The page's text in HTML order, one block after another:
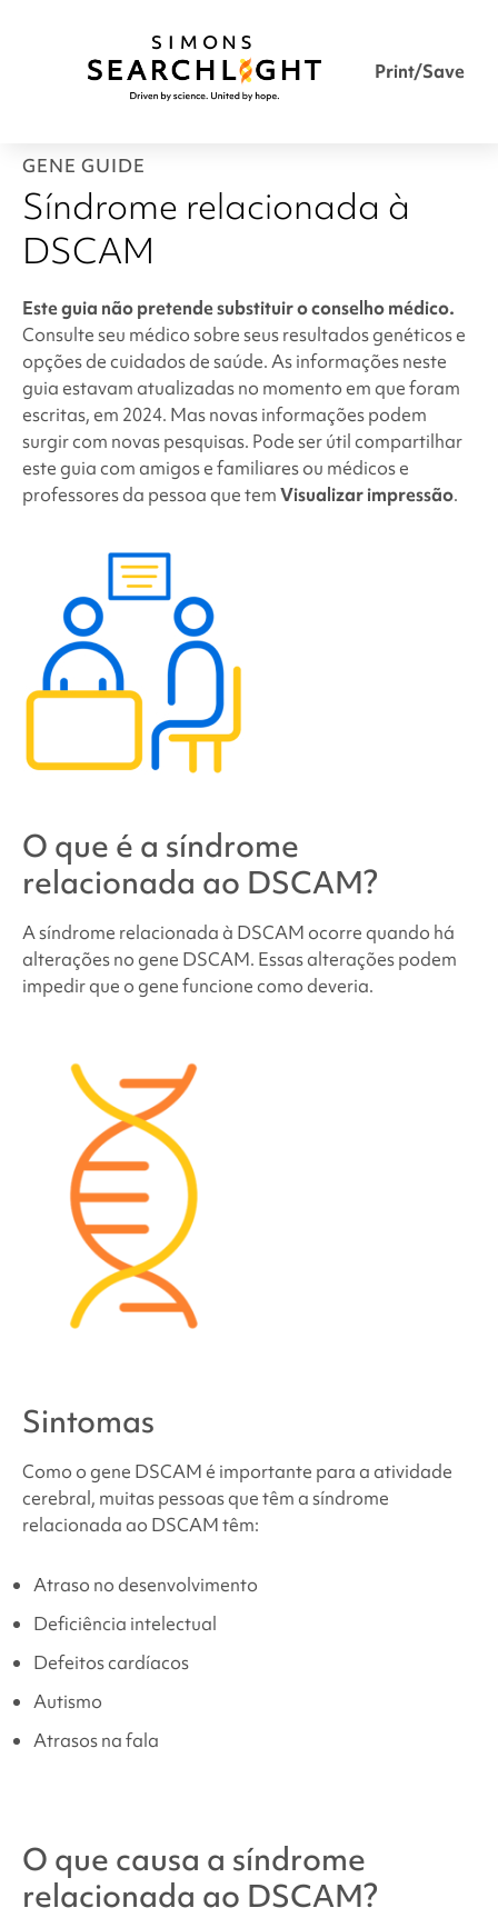
Print/Save
GENE GUIDE
Síndrome relacionada à
DSCAM
Este guia não pretende substituir o conselho médico.
Consulte seu médico sobre seus resultados genéticos e
opções de cuidados de saúde. As informações neste
guia estavam atualizadas no momento em que foram
escritas, em 2024. Mas novas informações podem
surgir com novas pesquisas. Pode ser útil compartilhar
este guia com amigos e familiares ou médicos e
professores da pessoa que temVisualizar impressão.
O que é a síndrome
relacionada ao DSCAM?
A síndrome relacionada à DSCAM ocorre quando há
alterações no gene DSCAM. Essas alterações podem
impedir que o gene funcione como deveria.
Sintomas
Como o gene DSCAM é importante para a atividade
cerebral, muitas pessoas que têm a síndrome
relacionada ao DSCAMtêm:
Atraso no desenvolvimento
Deficiência intelectual
Defeitos cardíacos
Autismo
Atrasos na fala
O que causa a síndrome
relacionada ao DSCAM?